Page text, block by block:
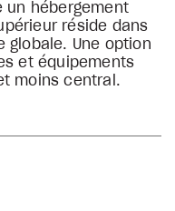
un hébergement
réside dans
globale. Une option
et équipements
moins central.